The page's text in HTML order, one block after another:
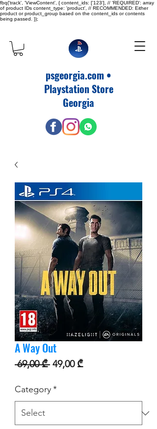
fbq('track', 'ViewContent', { content_ids: ['123'], // 'REQUIRED': array
of product IDs content_type: 'product', // RECOMMENDED: Either
product or product_group based on the content_ids or contents
being passed. });
psgeorgia.com •
Playstation Store
Georgia
A Way Out
69,00 ₾ Regular Price
49,00 ₾Sale Price
Category*